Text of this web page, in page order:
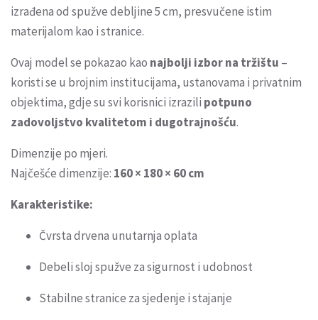
izrađena od spužve debljine 5 cm, presvučene istim
materijalom kao i stranice.
Ovaj model se pokazao kao najbolji izbor na tržištu –
koristi se u brojnim institucijama, ustanovama i privatnim
objektima, gdje su svi korisnici izrazili potpuno
zadovoljstvo kvalitetom i dugotrajnošću.
Dimenzije po mjeri.
Najčešće dimenzije: 160 × 180 × 60 cm
Karakteristike:
Čvrsta drvena unutarnja oplata
Debeli sloj spužve za sigurnost i udobnost
Stabilne stranice za sjedenje i stajanje